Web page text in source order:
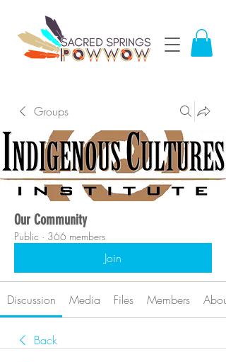
Groups
Our Community
Public · 366 members
Join
Discussion Media Files Members About
Back